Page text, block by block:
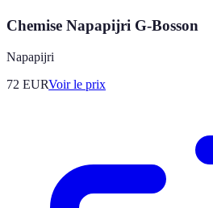
Chemise Napapijri G-Bosson
Napapijri
72 EURVoir le prix